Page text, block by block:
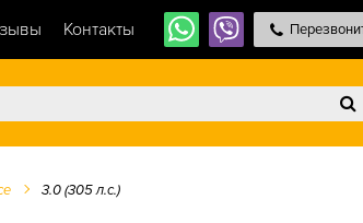
Контакты
3.0 (305 л.с.)